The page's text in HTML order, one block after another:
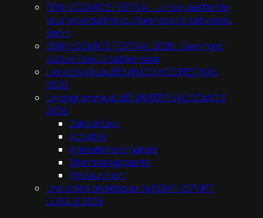
BÉNIN COMICS FESTIVAL : un creuset fertile
pour les industries culturelles et créatives du
Bénin
BÉNIN COMICS FESTIVAL 2026 : Gaming et
culture otaku à la béninoise
Les activités du BÉNIN COMICS FESTIVAL
2026
Le programme du BÉNIN FESTIVAL COMICS
2026
Date et Lieu
Activités
Animations et panels
Stands d’exposants
Restauration
Une scène dédiée pour la BENIN ESPORT
LEAGUE 2026